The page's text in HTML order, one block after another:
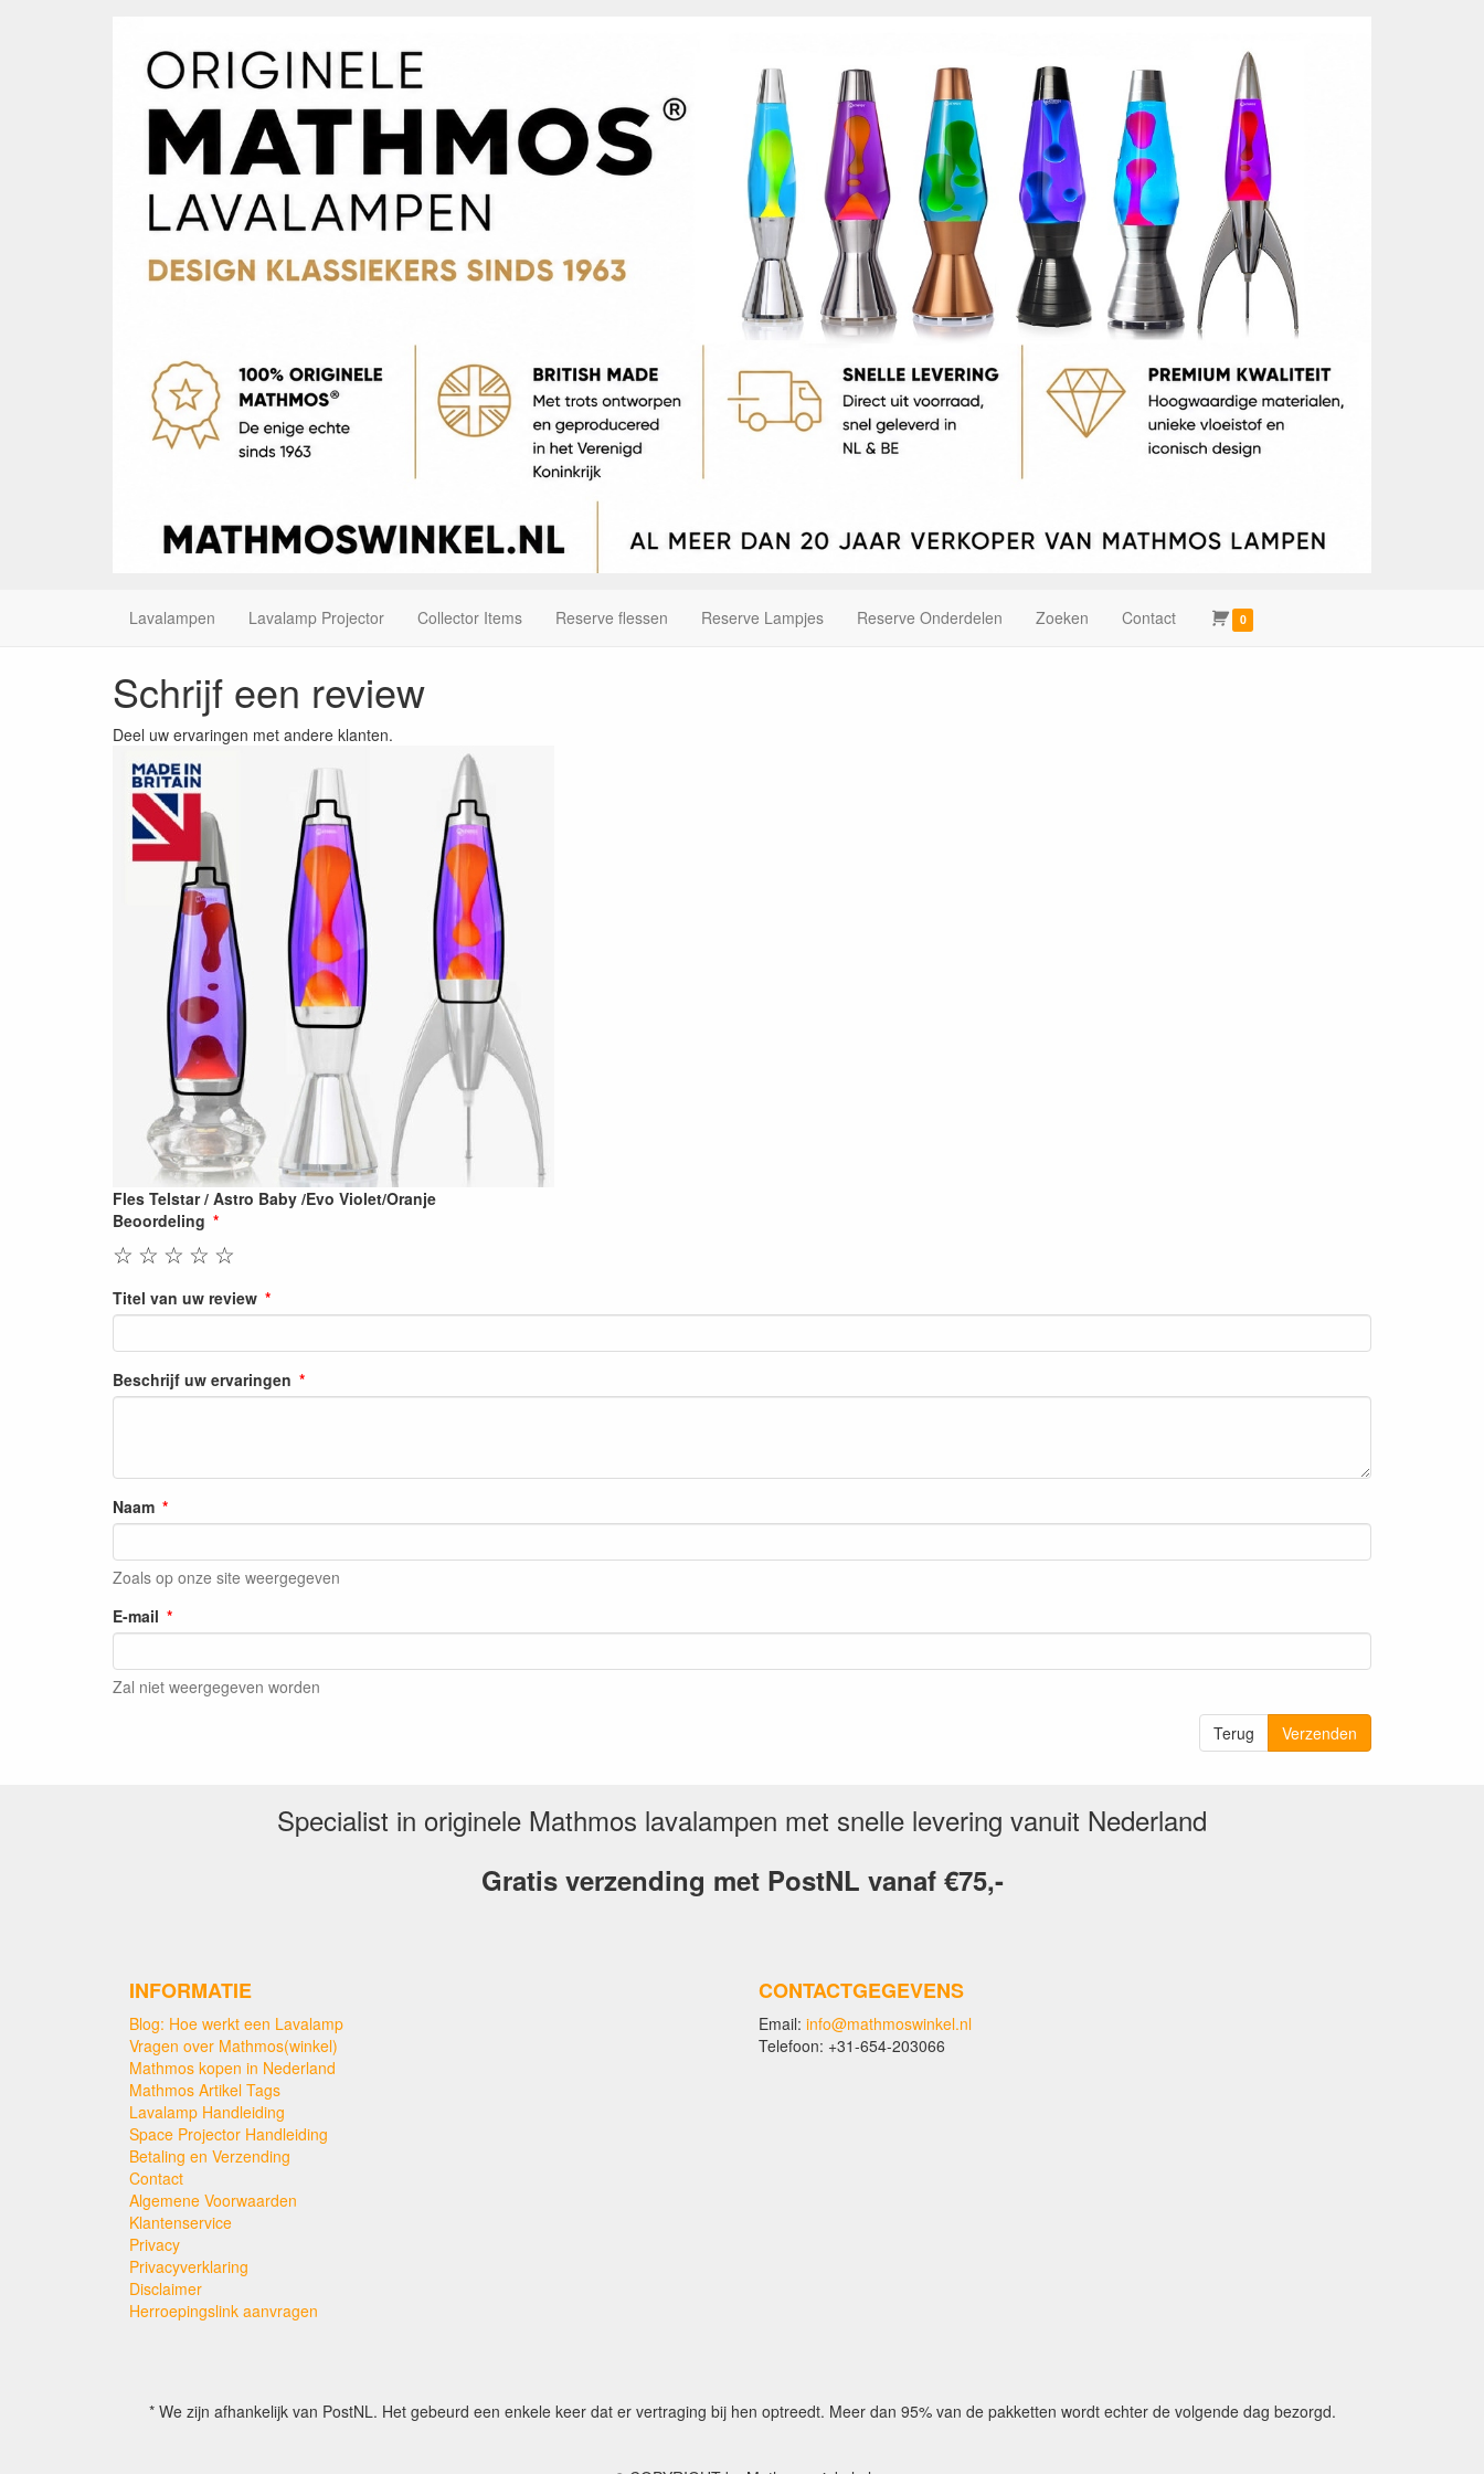
Lavalampen Lavalamp Projector Collector Items Reserve flessen Reserve Lampjes Reserve Onderdelen Zoeken Contact 0
Schrijf een review
Deel uw ervaringen met andere klanten.
Fles Telstar / Astro Baby /Evo Violet/Oranje
Beoordeling
☆
☆
☆
☆
☆
Titel van uw review
Beschrijf uw ervaringen
Naam
Zoals op onze site weergegeven
E-mail
Zal niet weergegeven worden
Terug Verzenden
Specialist in originele Mathmos lavalampen met snelle levering vanuit Nederland
Gratis verzending met PostNL vanaf €75,-
INFORMATIE
Blog: Hoe werkt een Lavalamp
Vragen over Mathmos(winkel)
Mathmos kopen in Nederland
Mathmos Artikel Tags
Lavalamp Handleiding
Space Projector Handleiding
Betaling en Verzending
Contact
Algemene Voorwaarden
Klantenservice
Privacy
Privacyverklaring
Disclaimer
Herroepingslink aanvragen
CONTACTGEGEVENS
Email: info@mathmoswinkel.nl
Telefoon: +31-654-203066
* We zijn afhankelijk van PostNL. Het gebeurd een enkele keer dat er vertraging bij hen optreedt. Meer dan 95% van de pakketten wordt echter de volgende dag bezorgd.